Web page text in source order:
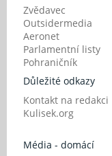
Zvědavec
Outsidermedia
Aeronet
Parlamentní listy
Pohraničník
Důležité odkazy
Kontakt na redakci
Kulisek.org
Média - domácí